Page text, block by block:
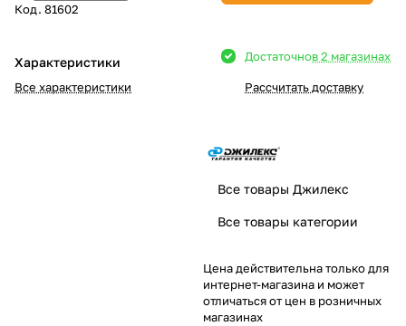
Код. 81602
Характеристики
Все характеристики
Достаточнов 2 магазинах
Рассчитать доставку
Все товары Джилекс
Все товары категории
Цена действительна только для
интернет-магазина и может
отличаться от цен в розничных
магазинах
в корзину
% картой любого банка
% будут
с вашей карты